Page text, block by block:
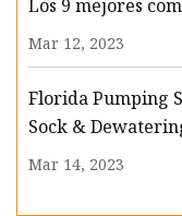
Los 9 mejores
Mar 12, 2023
Florida Pumping
Sock &
Mar 14, 2023